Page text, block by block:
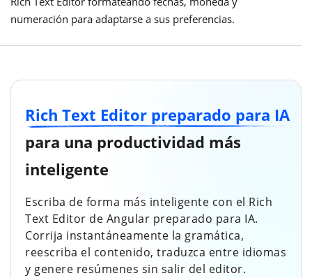
numeración para adaptarse a sus preferencias.
Rich Text Editor preparado para IA
para una productividad más
inteligente
Escriba de forma más inteligente con el Rich
Text Editor de Angular preparado para IA.
Corrija instantáneamente la gramática,
reescriba el contenido, traduzca entre idiomas
y genere resúmenes sin salir del editor.